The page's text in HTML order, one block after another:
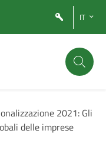
IT
2021: Gli
delle imprese